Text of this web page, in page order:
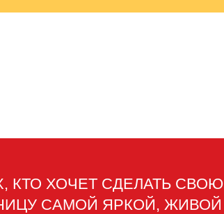
КТО ХОЧЕТ СДЕЛАТЬ СВОЮ
САМОЙ ЯРКОЙ, ЖИВОЙ